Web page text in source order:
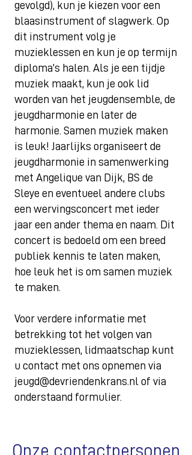
gevolgd), kun je kiezen voor een
blaasinstrument of slagwerk. Op
dit instrument volg je
muzieklessen en kun je op termijn
diploma’s halen. Als je een tijdje
muziek maakt, kun je ook lid
worden van het jeugdensemble, de
jeugdharmonie en later de
harmonie. Samen muziek maken
is leuk! Jaarlijks organiseert de
jeugdharmonie in samenwerking
met Angelique van Dijk, BS de
Sleye en eventueel andere clubs
een wervingsconcert met ieder
jaar een ander thema en naam. Dit
concert is bedoeld om een breed
publiek kennis te laten maken,
hoe leuk het is om samen muziek
te maken.
Voor verdere informatie met
betrekking tot het volgen van
muzieklessen, lidmaatschap kunt
u contact met ons opnemen via
jeugd@devriendenkrans.nl of via
onderstaand formulier.
Onze contactpersonen